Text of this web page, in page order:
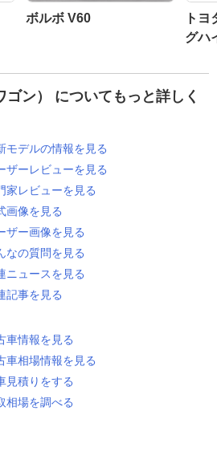
ボルボ V60
ト
グハ
ゴン） についてもっと詳しく
モデルの情報を見る
ザーレビューを見る
家レビューを見る
画像を見る
ザー画像を見る
なの質問を見る
ニュースを見る
記事を見る
車情報を見る
車相場情報を見る
見積りをする
相場を調べる